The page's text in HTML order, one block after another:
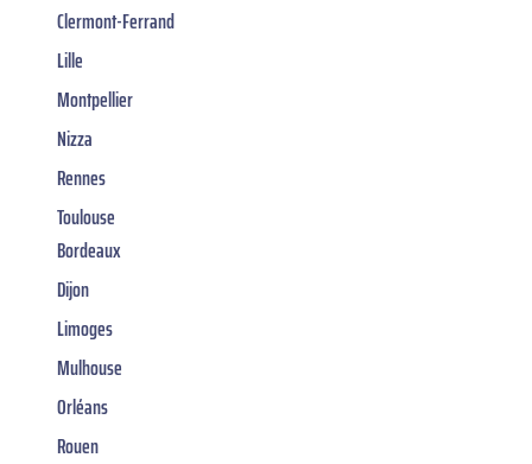
Clermont-Ferrand
Lille
Montpellier
Nizza
Rennes
Toulouse
Bordeaux
Dijon
Limoges
Mulhouse
Orléans
Rouen